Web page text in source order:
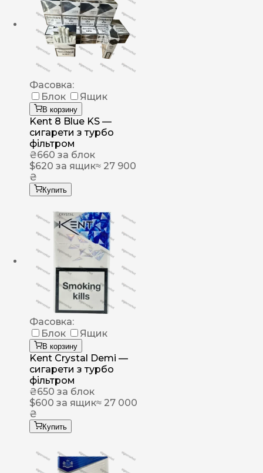
Фасовка:
Блок
Ящик
В корзину
Kent 8 Blue KS —
сигарети з турбо
фільтром
₴660 за блок
$620 за ящик≈ 27 900
₴
Купить
Фасовка:
Блок
Ящик
В корзину
Kent Crystal Demi —
сигарети з турбо
фільтром
₴650 за блок
$600 за ящик≈ 27 000
₴
Купить